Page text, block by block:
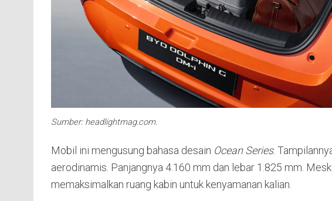
Sumber: headlightmag.com.
Mobil ini mengusung bahasa desain Ocean Series.
aerodinamis. Panjangnya 4.160 mm dan lebar 1.825 mm.
memaksimalkan ruang kabin untuk kenyamanan kalian.